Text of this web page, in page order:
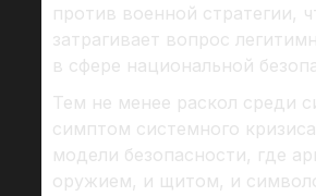
против военной стратегии,
затрагивает вопрос
в сфере национальной
Тем не менее раскол среди
симптом системного
модели безопасности, где
оружием, и щитом, и